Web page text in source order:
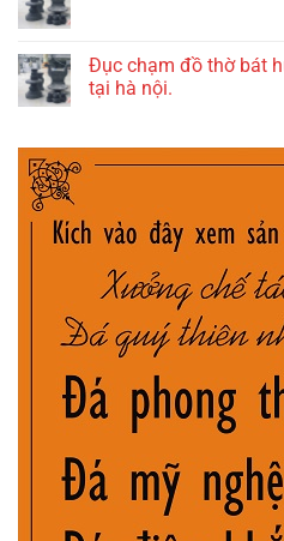
Đục chạm đồ thờ bát
tại hà nội.